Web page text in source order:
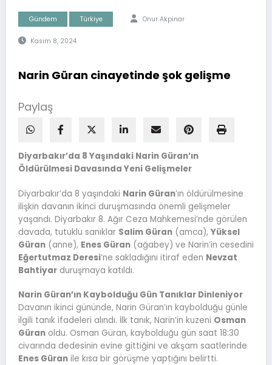
Gündem Türkiye Onur Akpinar
Kasım 8, 2024
Narin Güran cinayetinde şok gelişme
Paylaş
Diyarbakır’da 8 Yaşındaki Narin Güran’ın
Öldürülmesi Davasında Yeni Gelişmeler
Diyarbakır’da 8 yaşındaki Narin Güran’ın öldürülmesine
ilişkin davanın ikinci duruşmasında önemli gelişmeler
yaşandı. Diyarbakır 8. Ağır Ceza Mahkemesi’nde görülen
davada, tutuklu sanıklar Salim Güran (amca), Yüksel
Güran (anne), Enes Güran (ağabey) ve Narin’in cesedini
Eğertutmaz Deresi’ne sakladığını itiraf eden Nevzat
Bahtiyar duruşmaya katıldı.
Narin Güran’ın Kaybolduğu Gün Tanıklar Dinleniyor
Davanın ikinci gününde, Narin Güran’ın kaybolduğu günle
ilgili tanık ifadeleri alındı. İlk tanık, Narin’in kuzeni Osman
Güran oldu. Osman Güran, kaybolduğu gün saat 18:30
civarında dedesinin evine gittiğini ve akşam saatlerinde
Enes Güran ile kısa bir görüşme yaptığını belirtti.